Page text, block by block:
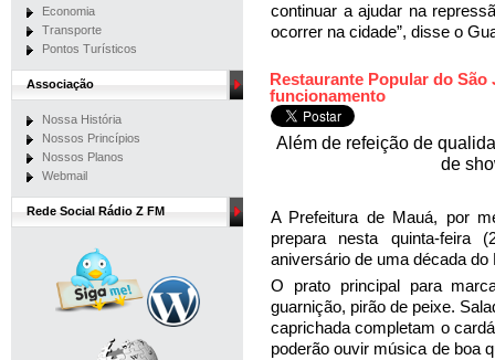
Economia
Transporte
Pontos Turísticos
Associação
Nossa História
Nossos Princípios
Nossos Planos
Webmail
Rede Social Rádio Z FM
continuar a ajudar na
ocorrer na cidade”, disse o
Restaurante Popular do São
funcionamento
Além de refeição de
de
A Prefeitura de Mauá, por
prepara nesta quinta-feira
aniversário de uma década
O prato principal para
guarnição, pirão de peixe.
caprichada completam o
poderão ouvir música de boa